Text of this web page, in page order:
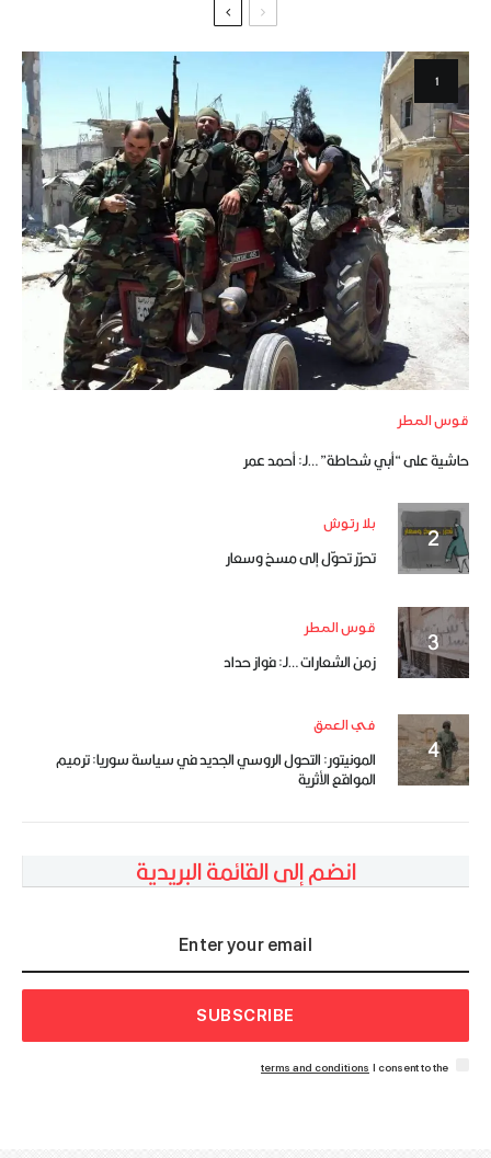
قوس المطر
حاشية على “أبي شحاطة” …لـ: أحمد عمر
بلا رتوش
تحرّر تحوّل إلى مسخ وسعار
قوس المطر
زمن الشعارات …لـ: فواز حداد
في العمق
المونيتور: التحول الروسي الجديد في سياسة سوريا: ترميم
المواقع الأثرية
انضم إلى القائمة البريدية
SUBSCRIBE
I consent to the
terms and conditions